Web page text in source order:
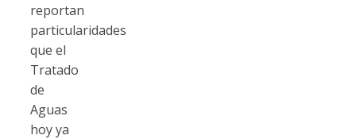
reportan
particularidades
que el
Tratado
de
Aguas
hoy ya